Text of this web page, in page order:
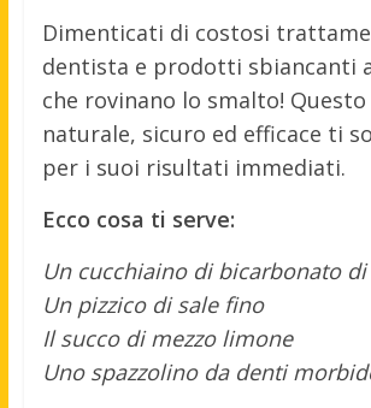
Dimenticati di costosi
dentista e prodotti sbiancanti
che rovinano lo smalto!
naturale, sicuro ed efficace ti
per i suoi risultati immediati.
Ecco cosa ti serve:
Un cucchiaino di bicarbonato
Un pizzico di sale fino
Il succo di mezzo limone
Uno spazzolino da denti